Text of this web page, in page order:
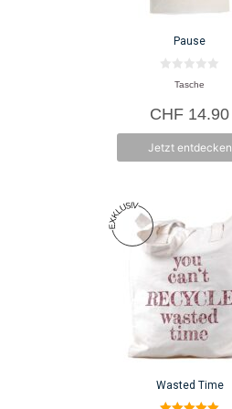
Pause
n
5
Tasche
CHF 14.90
Jetzt entdecken
Wasted Time